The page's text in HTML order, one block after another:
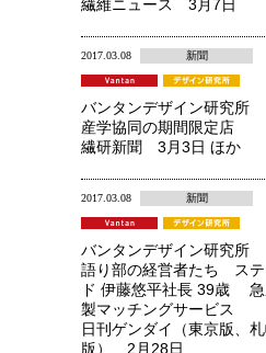
繊維ニュース 3月7日
2017.03.08 新聞
バンタンデザイン研究所
産学協同の期間限定店
繊研新聞 3月3日 ほか
2017.03.08 新聞
バンタンデザイン研究所
語り部の経営者たち ステ
ド 伊藤悠平社長 39歳
製マッチングサービス
日刊ゲンダイ（東京版、
版） 2月28日